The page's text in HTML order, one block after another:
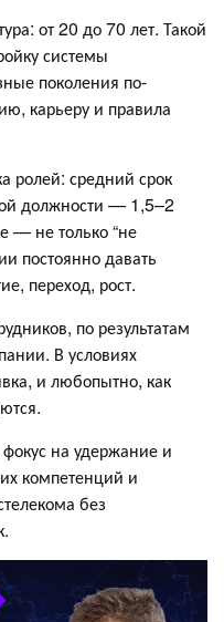
от 20 до 70 лет. Такой
системы
поколения по-
карьеру и правила
ролей: средний срок
должности — 1,5–2
— не только “не
постоянно давать
переход, рост.
по результатам
В условиях
и любопытно, как
на удержание и
компетенций и
без